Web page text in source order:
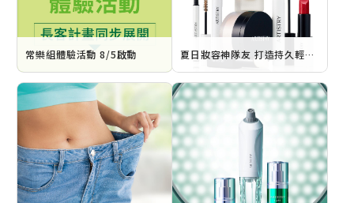
常樂組體驗活動 8/5啟動 夏日妝容神隊友 打造持久輕透妝